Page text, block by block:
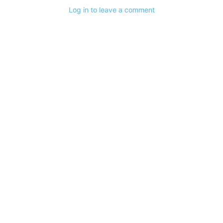
Log in to leave a comment